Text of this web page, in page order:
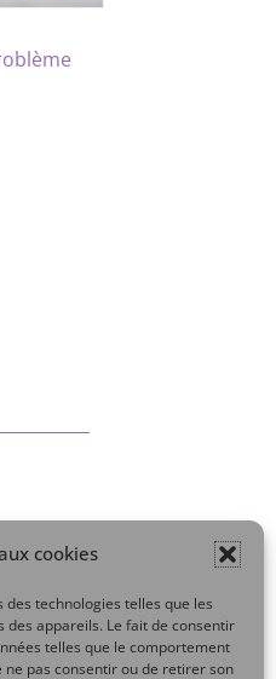
cookies
technologies telles que les
appareils. Le fait de consentir
telles que le comportement
ne pas consentir ou de retirer son
compte